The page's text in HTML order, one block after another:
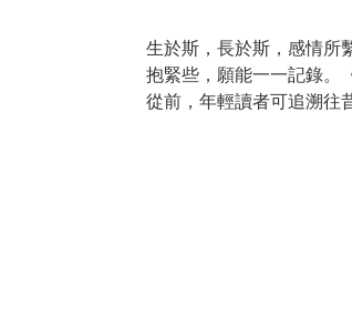
生於斯，長於斯，感情所
抱緊些，願能一一記錄
從前，年輕讀者可追溯往